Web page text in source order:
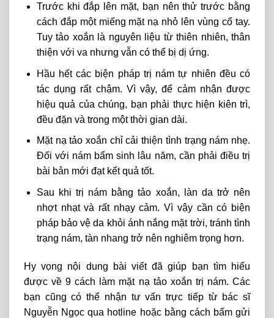
Trước khi đắp lên mặt, bạn nên thử trước bằng
cách đắp một miếng mặt nạ nhỏ lên vùng cổ tay.
Tuy tảo xoắn là nguyên liệu từ thiên nhiên, thân
thiện với va nhưng vẫn có thể bị dị ứng.
Hầu hết các biện pháp trị nám tự nhiên đều có
tác dụng rất chậm. Vì vậy, để cảm nhận được
hiệu quả của chúng, bạn phải thực hiện kiên trì,
đều đặn và trong một thời gian dài.
Mặt nạ tảo xoắn chỉ cải thiện tình trạng nám nhẹ.
Đối với nám bẩm sinh lâu năm, cần phải điều trị
bài bản mới đạt kết quả tốt.
Sau khi trị nám bằng tảo xoắn, làn da trở nên
nhợt nhạt và rất nhạy cảm. Vì vậy cần có biện
pháp bảo vệ da khỏi ánh nắng mặt trời, tránh tình
trạng nám, tàn nhang trở nên nghiêm trọng hơn.
Hy vọng nội dung bài viết đã giúp bạn tìm hiểu
được về 9 cách làm mặt nạ tảo xoắn trị nám. Các
bạn cũng có thể nhận tư vấn trực tiếp từ bác sĩ
Nguyễn Ngọc qua hotline hoặc bằng cách bấm gửi